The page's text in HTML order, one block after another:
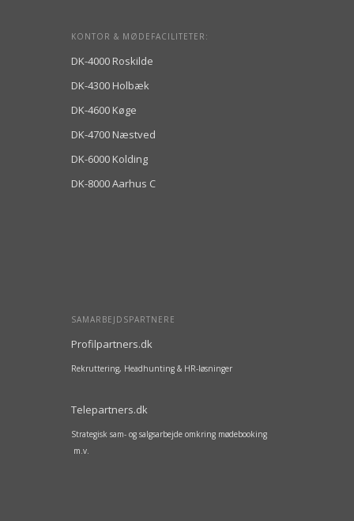
KONTOR & MØDEFACILITETER:
DK-4000 Roskilde
DK-4300 Holbæk
DK-4600 Køge
DK-4700 Næstved
DK-6000 Kolding
DK-8000 Aarhus C
SAMARBEJDSPARTNERE
Profilpartners.dk
Rekruttering, Headhunting & HR-løsninger
Telepartners.dk
Strategisk sam- og salgsarbejde omkring mødebooking
m.v.